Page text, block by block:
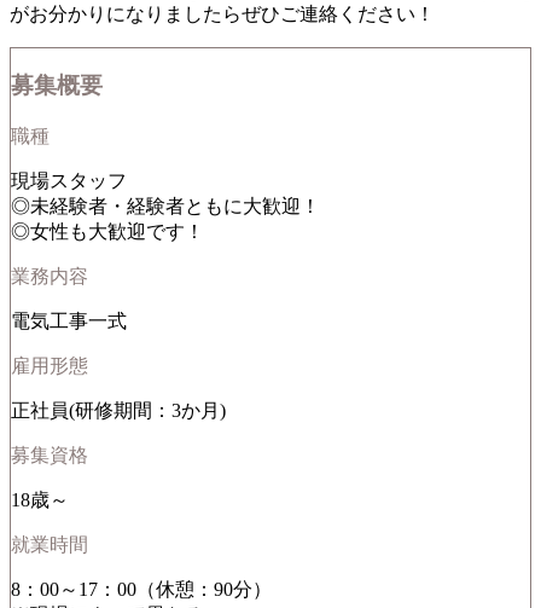
がお分かりになりましたらぜひご連絡ください！
募集概要
職種
現場スタッフ
◎未経験者・経験者ともに大歓迎！
◎女性も大歓迎です！
業務内容
電気工事一式
雇用形態
正社員(研修期間：3か月)
募集資格
18歳～
就業時間
8：00～17：00（休憩：90分）